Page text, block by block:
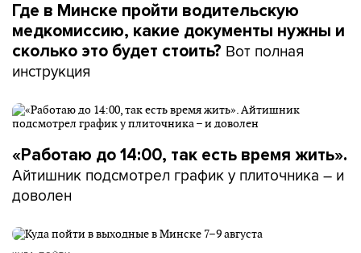
Где в Минске пройти водительскую
медкомиссию, какие документы нужны и
сколько это будет стоить? Вот полная
инструкция
«Работаю до 14:00, так есть время жить».
Айтишник подсмотрел график у плиточника – и
доволен